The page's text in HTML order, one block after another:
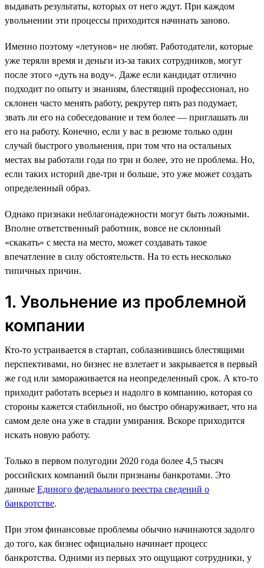
выдавать результаты, которых от него ждут. При каждом
увольнении эти процессы приходится начинать заново.
Именно поэтому «летунов» не любят. Работодатели, которые
уже теряли время и деньги из-за таких сотрудников, могут
после этого «дуть на воду». Даже если кандидат отлично
подходит по опыту и знаниям, блестящий профессионал, но
склонен часто менять работу, рекрутер пять раз подумает,
звать ли его на собеседование и тем более — приглашать ли
его на работу. Конечно, если у вас в резюме только один
случай быстрого увольнения, при том что на остальных
местах вы работали года по три и более, это не проблема. Но,
если таких историй две-три и больше, это уже может создать
определенный образ.
Однако признаки неблагонадежности могут быть ложными.
Вполне ответственный работник, вовсе не склонный
«скакать» с места на место, может создавать такое
впечатление в силу обстоятельств. На то есть несколько
типичных причин.
1. Увольнение из проблемной
компании
Кто-то устраивается в стартап, соблазнившись блестящими
перспективами, но бизнес не взлетает и закрывается в первый
же год или замораживается на неопределенный срок. А кто-то
приходит работать всерьез и надолго в компанию, которая со
стороны кажется стабильной, но быстро обнаруживает, что на
самом деле она уже в стадии умирания. Вскоре приходится
искать новую работу.
Только в первом полугодии 2020 года более 4,5 тысяч
российских компаний были признаны банкротами. Это
данные Единого федерального реестра сведений о
банкротстве.
При этом финансовые проблемы обычно начинаются задолго
до того, как бизнес официально начинает процесс
банкротства. Одними из первых это ощущают сотрудники, у